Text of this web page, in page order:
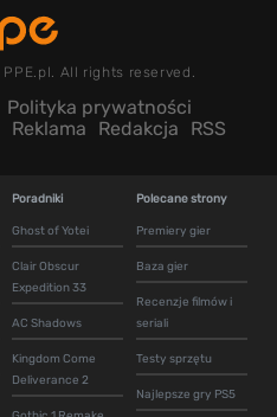
All rights reserved.
Polityka prywatności
Reklama Redakcja RSS
Poradniki
Ghost of Yotei
Clair Obscur
Expedition 33
AC Shadows
Kingdom Come
Deliverance 2
Polecane strony
Premiery gier
Baza gier
Recenzje filmów i
seriali
Testy sprzętu
Najlepsze gry PS5